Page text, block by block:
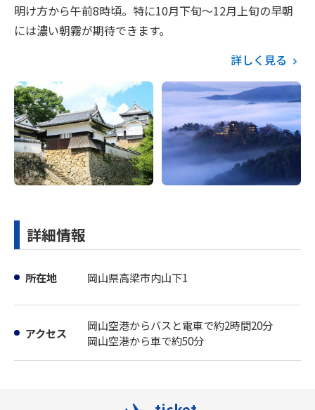
明け方から午前8時頃。特に10月下旬～12月上旬の早朝
には濃い朝霧が期待できます。
詳しく見る
詳細情報
所在地 岡山県高梁市内山下1
アクセス
岡山空港からバスと電車で約2時間20分
岡山空港から車で約50分